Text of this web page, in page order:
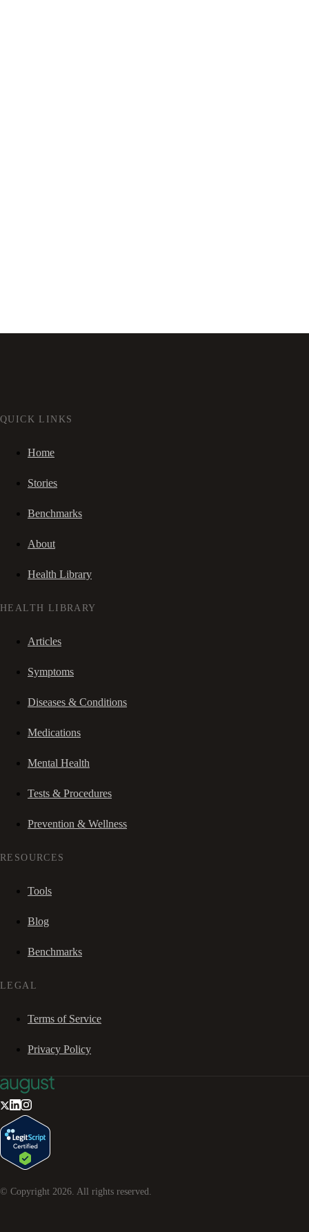
QUICK LINKS
Home
Stories
Benchmarks
About
Health Library
HEALTH LIBRARY
Articles
Symptoms
Diseases & Conditions
Medications
Mental Health
Tests & Procedures
Prevention & Wellness
RESOURCES
Tools
Blog
Benchmarks
LEGAL
Terms of Service
Privacy Policy
© Copyright 2026 . All rights reserved.